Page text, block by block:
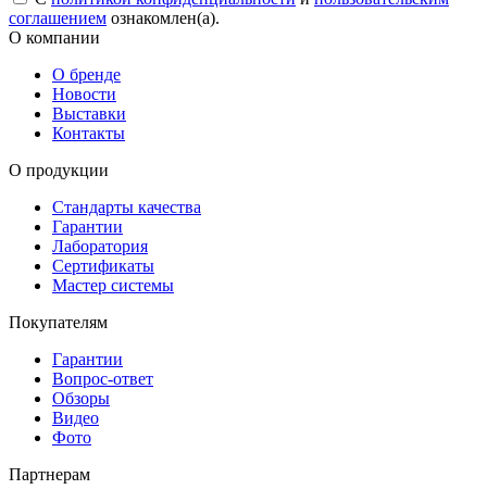
соглашением ознакомлен(а).
О компании
О бренде
Новости
Выставки
Контакты
О продукции
Стандарты качества
Гарантии
Лаборатория
Сертификаты
Мастер системы
Покупателям
Гарантии
Вопрос-ответ
Обзоры
Видео
Фото
Партнерам